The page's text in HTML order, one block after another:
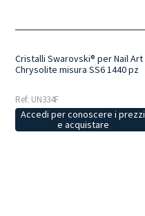
Cristalli Swarovski® per Nail Art
Chrysolite misura SS6 1440 pz
Ref: UN334F
Accedi per conoscere i prezzi
e acquistare